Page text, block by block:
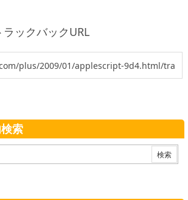
ックバックURL
索